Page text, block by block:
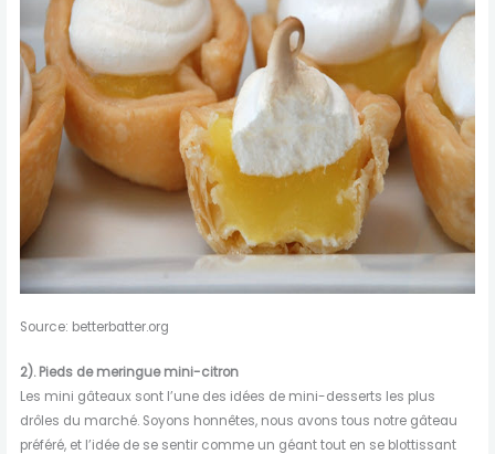
Source: betterbatter.org
2).Pieds de meringue mini-citron
Les mini gâteaux sont l’une des idées de mini-desserts les plus
drôles du marché. Soyons honnêtes, nous avons tous notre gâteau
préféré, et l’idée de se sentir comme un géant tout en se blottissant